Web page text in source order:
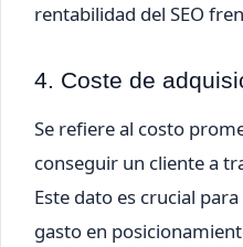
rentabilidad del SEO
4. Coste de
Se refiere al costo
conseguir un cliente a
Este dato es crucial
gasto en